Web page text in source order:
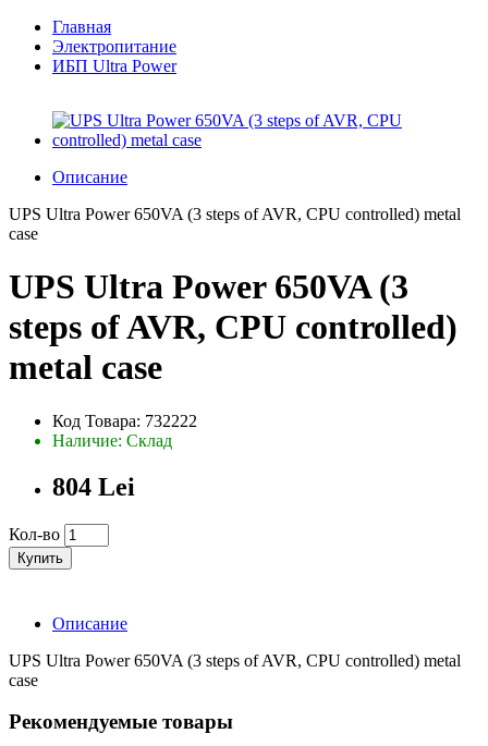
Главная
Электропитание
ИБП Ultra Power
Описание
UPS Ultra Power 650VA (3 steps of AVR, CPU controlled) metal
case
UPS Ultra Power 650VA (3
steps of AVR, CPU controlled)
metal case
Код Товара: 732222
Наличие: Склад
804 Lei
Кол-во
Купить
Описание
UPS Ultra Power 650VA (3 steps of AVR, CPU controlled) metal
case
Рекомендуемые товары